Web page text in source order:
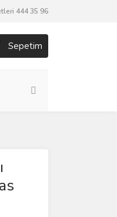
444 35 96
Sepetim